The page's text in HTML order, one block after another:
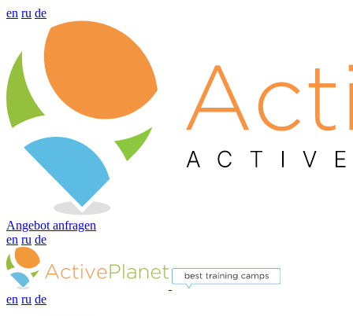
en ru de
Angebot anfragen
en ru de
en ru de